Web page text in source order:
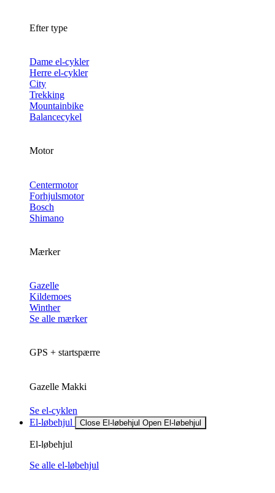
Efter type
Dame el-cykler
Herre el-cykler
City
Trekking
Mountainbike
Balancecykel
Motor
Centermotor
Forhjulsmotor
Bosch
Shimano
Mærker
Gazelle
Kildemoes
Winther
Se alle mærker
GPS + startspærre
Gazelle Makki
Se el-cyklen
El-løbehjul
Close El-løbehjul Open El-løbehjul
El-løbehjul
Se alle el-løbehjul